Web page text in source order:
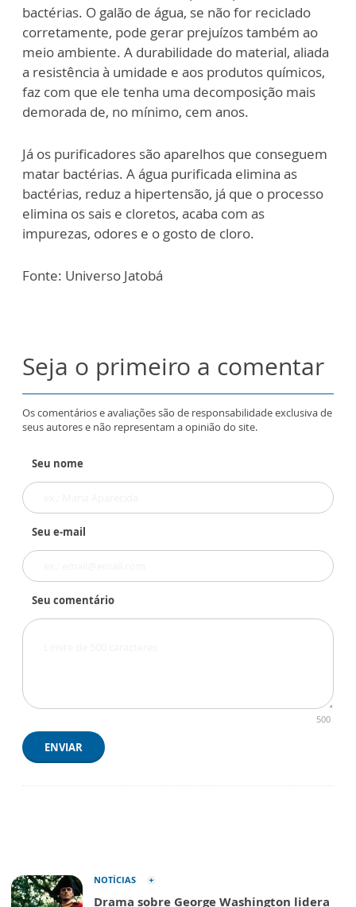
bactérias. O galão de água, se não for reciclado
corretamente, pode gerar prejuízos também ao
meio ambiente. A durabilidade do material, aliada
a resistência à umidade e aos produtos químicos,
faz com que ele tenha uma decomposição mais
demorada de, no mínimo, cem anos.
Já os purificadores são aparelhos que conseguem
matar bactérias. A água purificada elimina as
bactérias, reduz a hipertensão, já que o processo
elimina os sais e cloretos, acaba com as
impurezas, odores e o gosto de cloro.
Fonte: Universo Jatobá
Seja o primeiro a comentar
Os comentários e avaliações são de responsabilidade exclusiva de
seus autores e não representam a opinião do site.
Seu nome
Seu e-mail
Seu comentário
500
ENVIAR
NOTÍCIAS
Drama sobre George Washington lidera